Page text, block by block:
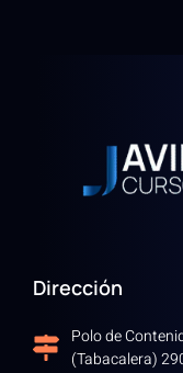
Dirección
Polo de
(Tabacalera)